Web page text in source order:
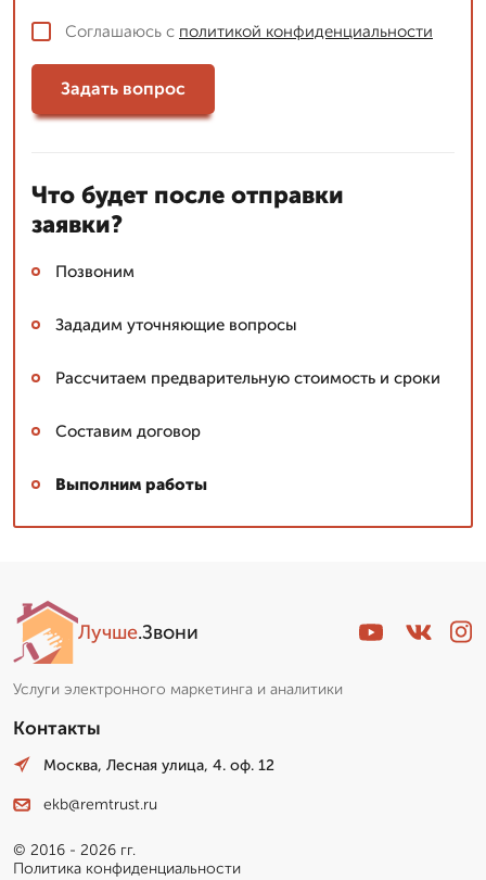
Соглашаюсь с политикой конфиденциальности
Задать вопрос
Что будет после отправки
заявки?
Позвоним
Зададим уточняющие вопросы
Рассчитаем предварительную стоимость и сроки
Составим договор
Выполним работы
Лучше.Звони
Услуги электронного маркетинга и аналитики
Контакты
Москва, Лесная улица, 4. оф. 12
ekb@remtrust.ru
© 2016 - 2026 гг.
Политика конфиденциальности